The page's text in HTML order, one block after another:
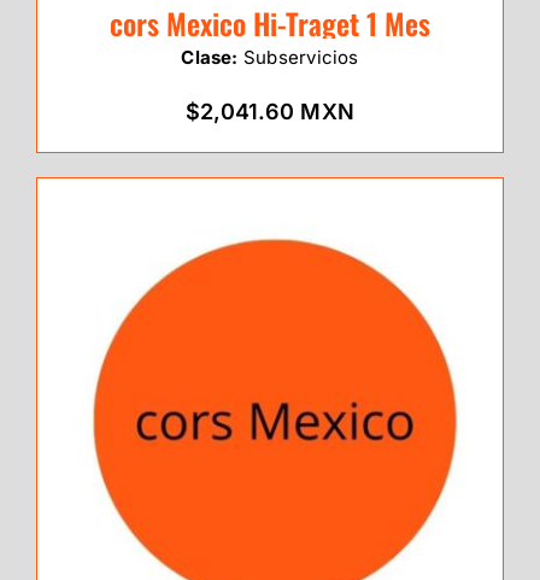
cors Mexico Hi-Traget 1 Mes
Clase: Subservicios
$2,041.60 MXN